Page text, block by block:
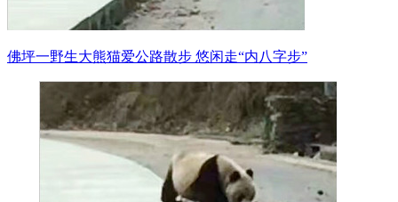
佛坪一野生大熊猫爱公路散步 悠闲走“内八字步”